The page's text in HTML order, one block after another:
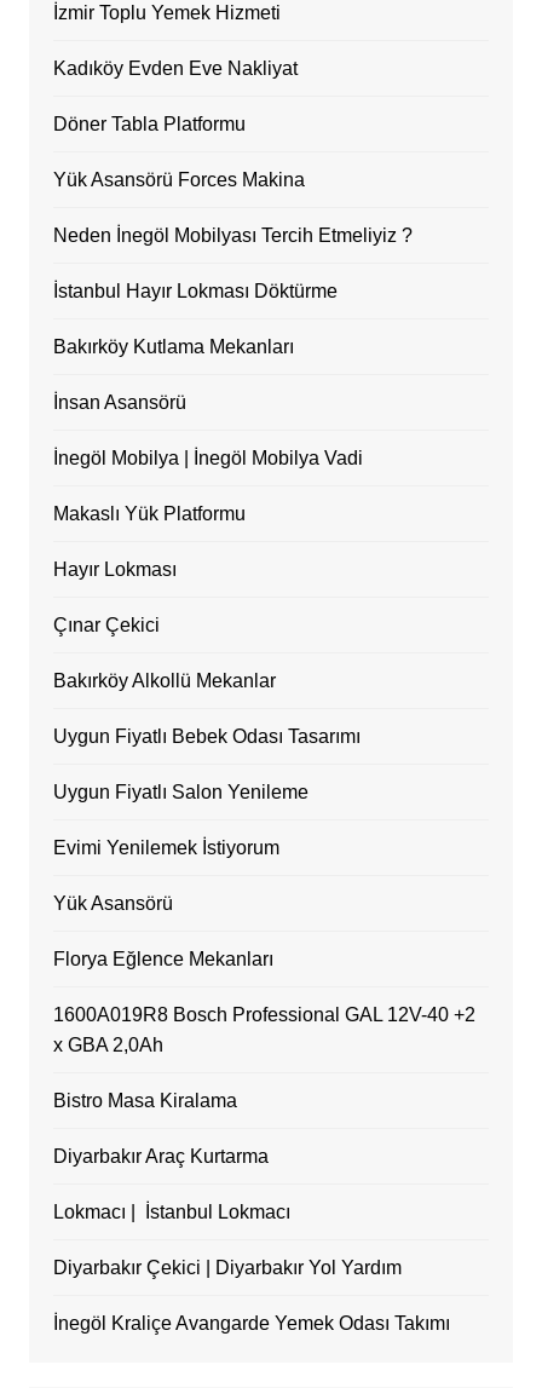
İzmir Toplu Yemek Hizmeti
Kadıköy Evden Eve Nakliyat
Döner Tabla Platformu
Yük Asansörü Forces Makina
Neden İnegöl Mobilyası Tercih Etmeliyiz ?
İstanbul Hayır Lokması Döktürme
Bakırköy Kutlama Mekanları
İnsan Asansörü
İnegöl Mobilya | İnegöl Mobilya Vadi
Makaslı Yük Platformu
Hayır Lokması
Çınar Çekici
Bakırköy Alkollü Mekanlar
Uygun Fiyatlı Bebek Odası Tasarımı
Uygun Fiyatlı Salon Yenileme
Evimi Yenilemek İstiyorum
Yük Asansörü
Florya Eğlence Mekanları
1600A019R8 Bosch Professional GAL 12V-40 +2
x GBA 2,0Ah
Bistro Masa Kiralama
Diyarbakır Araç Kurtarma
Lokmacı | İstanbul Lokmacı
Diyarbakır Çekici | Diyarbakır Yol Yardım
İnegöl Kraliçe Avangarde Yemek Odası Takımı